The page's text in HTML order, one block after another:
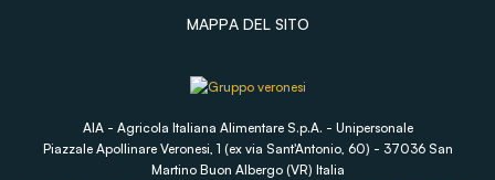
MAPPA DEL SITO
AIA - Agricola Italiana Alimentare S.p.A. - Unipersonale
Piazzale Apollinare Veronesi, 1 (ex via Sant'Antonio, 60) - 37036 San
Martino Buon Albergo (VR) Italia